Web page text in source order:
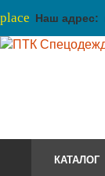
place Наш адрес:
КАТАЛОГ